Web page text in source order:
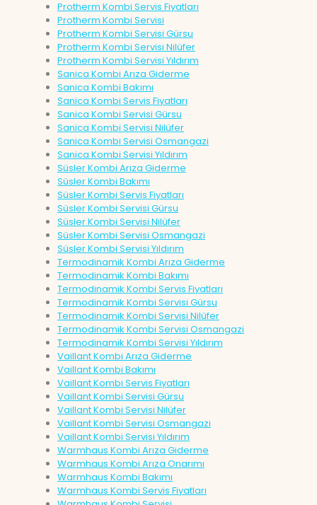
Protherm Kombi Servis Fiyatları
Protherm Kombi Servisi
Protherm Kombi Servisi Gürsu
Protherm Kombi Servisi Nilüfer
Protherm Kombi Servisi Yıldırım
Sanica Kombi Arıza Giderme
Sanica Kombi Bakımı
Sanica Kombi Servis Fiyatları
Sanica Kombi Servisi Gürsu
Sanica Kombi Servisi Nilüfer
Sanica Kombi Servisi Osmangazi
Sanica Kombi Servisi Yıldırım
Süsler Kombi Arıza Giderme
Süsler Kombi Bakımı
Süsler Kombi Servis Fiyatları
Süsler Kombi Servisi Gürsu
Süsler Kombi Servisi Nilüfer
Süsler Kombi Servisi Osmangazi
Süsler Kombi Servisi Yıldırım
Termodinamik Kombi Arıza Giderme
Termodinamik Kombi Bakımı
Termodinamik Kombi Servis Fiyatları
Termodinamik Kombi Servisi Gürsu
Termodinamik Kombi Servisi Nilüfer
Termodinamik Kombi Servisi Osmangazi
Termodinamik Kombi Servisi Yıldırım
Vaillant Kombi Arıza Giderme
Vaillant Kombi Bakımı
Vaillant Kombi Servis Fiyatları
Vaillant Kombi Servisi Gürsu
Vaillant Kombi Servisi Nilüfer
Vaillant Kombi Servisi Osmangazi
Vaillant Kombi Servisi Yıldırım
Warmhaus Kombi Arıza Giderme
Warmhaus Kombi Arıza Onarımı
Warmhaus Kombi Bakımı
Warmhaus Kombi Servis Fiyatları